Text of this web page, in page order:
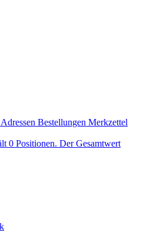
Adressen Bestellungen Merkzettel
0 Positionen. Der Gesamtwert